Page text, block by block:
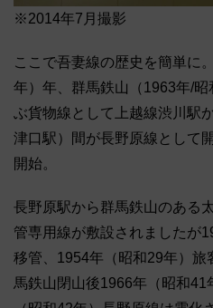
※2014年7月撮影
ここで吾妻線の歴史を簡単に
年）年、群馬鉄山（1963年/
ぶ貨物線として上越線渋川駅
津口駅）間が長野原線として
開始。
長野原駅から群馬鉄山のある
管専用線が敷設されましたが
移管、1954年（昭和29年）旅
馬鉄山閉山後1966年（昭和41